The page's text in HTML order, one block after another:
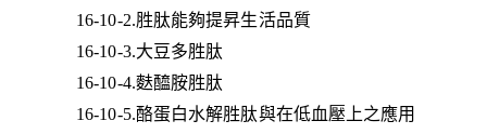
16-10-2.胜肽能夠提昇生活品質
16-10-3.大豆多胜肽
16-10-4.麩醯胺胜肽
16-10-5.酪蛋白水解胜肽與在低血壓上之應用